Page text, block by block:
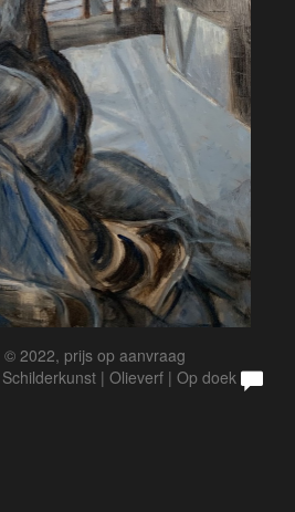
2022, prijs op aanvraag
| Olieverf | Op doek